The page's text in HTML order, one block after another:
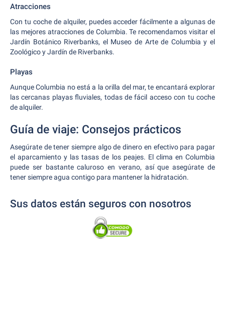
Atracciones
Con tu coche de alquiler, puedes acceder fácilmente a algunas de
las mejores atracciones de Columbia. Te recomendamos visitar el
Jardín Botánico Riverbanks, el Museo de Arte de Columbia y el
Zoológico y Jardín de Riverbanks.
Playas
Aunque Columbia no está a la orilla del mar, te encantará explorar
las cercanas playas fluviales, todas de fácil acceso con tu coche
de alquiler.
Guía de viaje: Consejos prácticos
Asegúrate de tener siempre algo de dinero en efectivo para pagar
el aparcamiento y las tasas de los peajes. El clima en Columbia
puede ser bastante caluroso en verano, así que asegúrate de
tener siempre agua contigo para mantener la hidratación.
Sus datos están seguros con nosotros